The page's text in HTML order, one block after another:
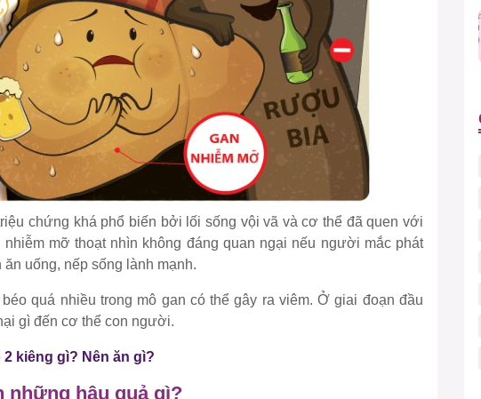
chứng khá phổ biến bởi lối sống vội vã và cơ thể đã quen với
mỡ thoạt nhìn không đáng quan ngại nếu người mắc phát
uống, nếp sống lành mạnh.
quá nhiều trong mô gan có thể gây ra viêm. Ở giai đoạn đầu
gì đến cơ thể con người.
kiêng gì? Nên ăn gì?
những hậu quả gì?